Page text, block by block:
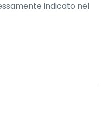
indicato nel